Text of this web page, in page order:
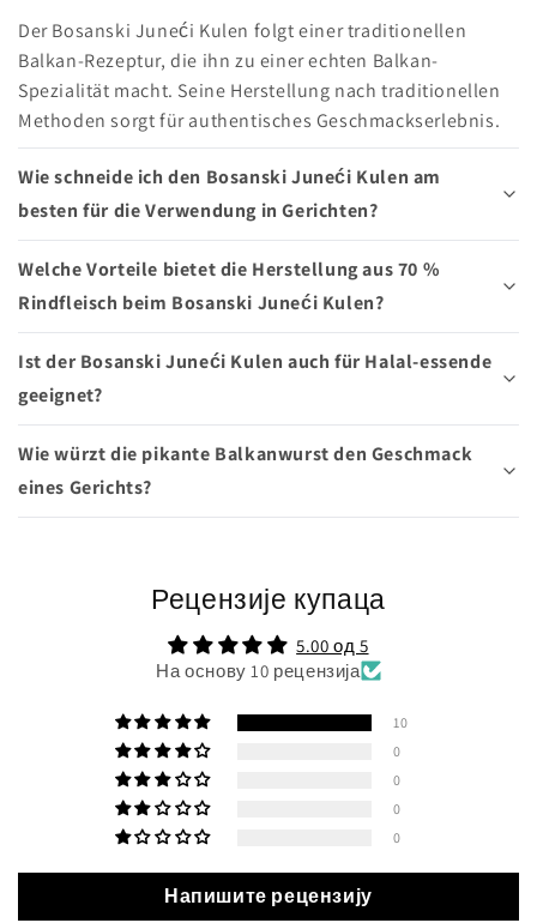
Der Bosanski Juneći Kulen folgt einer traditionellen
Balkan-Rezeptur, die ihn zu einer echten Balkan-
Spezialität macht. Seine Herstellung nach traditionellen
Methoden sorgt für authentisches Geschmackserlebnis.
Wie schneide ich den Bosanski Juneći Kulen am
besten für die Verwendung in Gerichten?
Welche Vorteile bietet die Herstellung aus 70 %
Rindfleisch beim Bosanski Juneći Kulen?
Ist der Bosanski Juneći Kulen auch für Halal-essende
geeignet?
Wie würzt die pikante Balkanwurst den Geschmack
eines Gerichts?
Рецензије купаца
5.00 од 5
На основу 10 рецензија
10
0
0
0
0
Напишите рецензију